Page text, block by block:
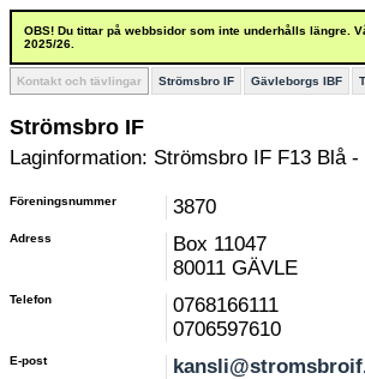
OBS! Du tittar på webbsidor som inte underhålls längre.
2025/26.
Kontakt och tävlingar Strömsbro IF Gävleborgs IBF
Strömsbro IF
Laginformation: Strömsbro IF F13 Blå
Föreningsnummer 3870
Adress
Box 11047
80011 GÄVLE
Telefon
0768166111
0706597610
E-post